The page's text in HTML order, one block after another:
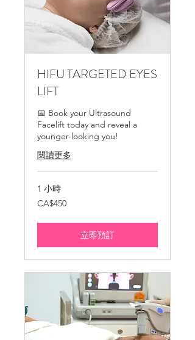
HIFU TARGETED EYES
LIFT
📅 Book your Ultrasound
Facelift today and reveal a
younger-looking you!
閱讀更多
1 小時
450
加
大
CA$450
立即預訂